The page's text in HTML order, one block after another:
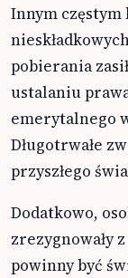
Innym częstym
pobierania
ustalaniu
emerytalnego
Długotrwałe
przyszłego
Dodatkowo,
zrezygnowały
powinny być